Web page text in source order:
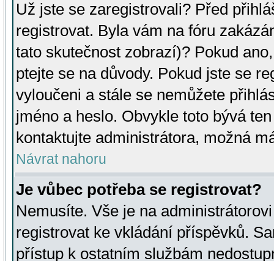
Už jste se zaregistrovali? Před
registrovat. Byla vám na fóru
tato skutečnost zobrazí)? Pokud
ptejte se na důvody. Pokud jste se
vyloučeni a stále se nemůžete
jméno a heslo. Obvykle toto bývá
kontaktujte administrátora, možná
Návrat nahoru
Je vůbec potřeba se registrovat?
Nemusíte. Vše je na
registrovat ke vkládání příspěvků.
přístup k ostatním službám